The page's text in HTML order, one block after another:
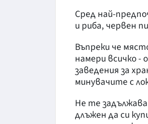
Сред най-
и риба, червен
Въпреки че
намери всичко -
заведения за
минувачите с
Не те
длъжен да си